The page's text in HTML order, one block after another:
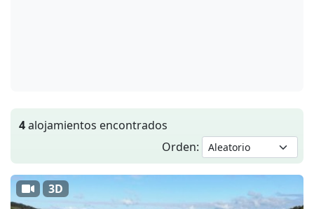
4alojamientos encontrados
Orden:
3D